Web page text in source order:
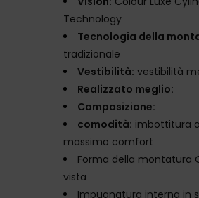
Technology
Tecnologia della
tradizionale
Vestibilità: vestibilità
Realizzato meglio:
Composizione:
comodità: imbottitura
massimo comfort
Forma della montatura
vista
Impugnatura interna in